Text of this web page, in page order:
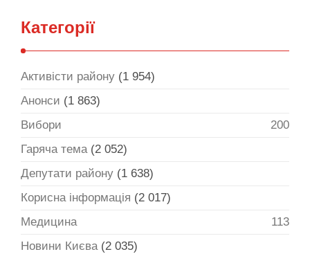
Категорії
Активісти району (1 954)
Анонси (1 863)
Вибори
200
Гаряча тема(2 052)
Депутати району (1 638)
Корисна інформація (2 017)
Медицина
113
Новини Києва(2 035)